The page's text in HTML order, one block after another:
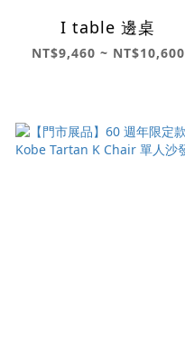
I table 邊桌
NT$9,460 ~ NT$10,600